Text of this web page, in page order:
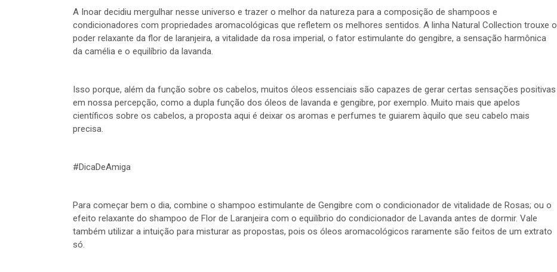
A Inoar decidiu mergulhar nesse universo e trazer o melhor da natureza para a composição de shampoos e
condicionadores com propriedades aromacológicas que refletem os melhores sentidos. A linha Natural Collection trouxe o
poder relaxante da flor de laranjeira, a vitalidade da rosa imperial, o fator estimulante do gengibre, a sensação harmônica
da camélia e o equilíbrio da lavanda.
Isso porque, além da função sobre os cabelos, muitos óleos essenciais são capazes de gerar certas sensações positivas
em nossa percepção, como a dupla função dos óleos de lavanda e gengibre, por exemplo. Muito mais que apelos
científicos sobre os cabelos, a proposta aqui é deixar os aromas e perfumes te guiarem àquilo que seu cabelo mais
precisa.
#DicaDeAmiga
Para começar bem o dia, combine o shampoo estimulante de Gengibre com o condicionador de vitalidade de Rosas; ou o
efeito relaxante do shampoo de Flor de Laranjeira com o equilíbrio do condicionador de Lavanda antes de dormir. Vale
também utilizar a intuição para misturar as propostas, pois os óleos aromacológicos raramente são feitos de um extrato
só.